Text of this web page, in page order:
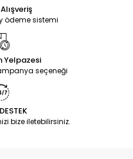
ödeme sistemi
Yelpazesi
seçeneği
bize iletebilirsiniz.